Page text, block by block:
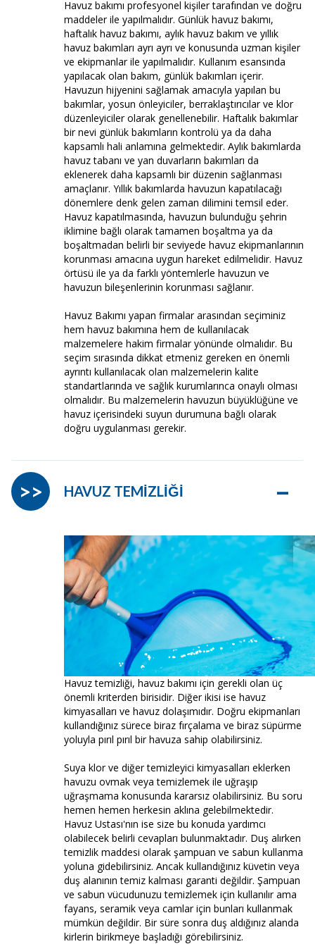
Havuz bakımı profesyonel kişiler tarafından ve doğru
maddeler ile yapılmalıdır. Günlük havuz bakımı,
haftalık havuz bakımı, aylık havuz bakım ve yıllık
havuz bakımları ayrı ayrı ve konusunda uzman kişiler
ve ekipmanlar ile yapılmalıdır. Kullanım esansında
yapılacak olan bakım, günlük bakımları içerir.
Havuzun hijyenini sağlamak amacıyla yapılan bu
bakımlar, yosun önleyiciler, berraklaştırıcılar ve klor
düzenleyiciler olarak genellenebilir. Haftalık bakımlar
bir nevi günlük bakımların kontrolü ya da daha
kapsamlı hali anlamına gelmektedir. Aylık bakımlarda
havuz tabanı ve yan duvarların bakımları da
eklenerek daha kapsamlı bir düzenin sağlanması
amaçlanır. Yıllık bakımlarda havuzun kapatılacağı
dönemlere denk gelen zaman dilimini temsil eder.
Havuz kapatılmasında, havuzun bulunduğu şehrin
iklimine bağlı olarak tamamen boşaltma ya da
boşaltmadan belirli bir seviyede havuz ekipmanlarının
korunması amacına uygun hareket edilmelidir. Havuz
örtüsü ile ya da farklı yöntemlerle havuzun ve
havuzun bileşenlerinin korunması sağlanır.
Havuz Bakımı yapan firmalar arasından seçiminiz
hem havuz bakımına hem de kullanılacak
malzemelere hakim firmalar yönünde olmalıdır. Bu
seçim sırasında dikkat etmeniz gereken en önemli
ayrıntı kullanılacak olan malzemelerin kalite
standartlarında ve sağlık kurumlarınca onaylı olması
olmalıdır. Bu malzemelerin havuzun büyüklüğüne ve
havuz içerisindeki suyun durumuna bağlı olarak
doğru uygulanması gerekir.
HAVUZ TEMİZLİĞİ –
>>
Havuz temizliği, havuz bakımı için gerekli olan üç
önemli kriterden birisidir. Diğer ikisi ise havuz
kimyasalları ve havuz dolaşımıdır. Doğru ekipmanları
kullandığınız sürece biraz fırçalama ve biraz süpürme
yoluyla pırıl pırıl bir havuza sahip olabilirsiniz.
Suya klor ve diğer temizleyici kimyasalları eklerken
havuzu ovmak veya temizlemek ile uğraşıp
uğraşmama konusunda kararsız olabilirsiniz. Bu soru
hemen hemen herkesin aklına gelebilmektedir.
Havuz Ustası'nın ise size bu konuda yardımcı
olabilecek belirli cevapları bulunmaktadır. Duş alırken
temizlik maddesi olarak şampuan ve sabun kullanma
yoluna gidebilirsiniz. Ancak kullandığınız küvetin veya
duş alanının temiz kalması garanti değildir. Şampuan
ve sabun vücudunuzu temizlemek için kullanılır ama
fayans, seramik veya camlar için bunları kullanmak
mümkün değildir. Bir süre sonra duş aldığınız alanda
kirlerin birikmeye başladığı görebilirsiniz.